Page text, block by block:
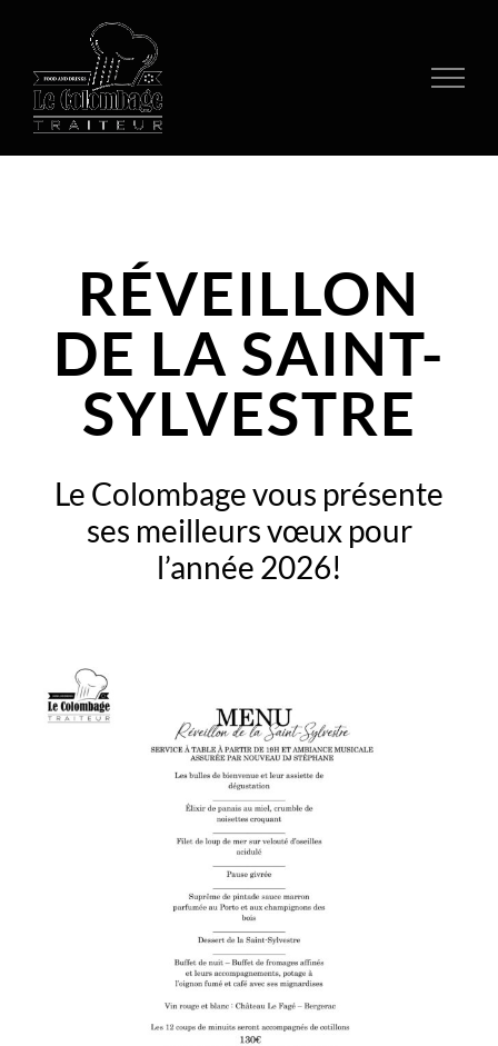
contenu
RÉVEILLON
DE LA SAINT-
SYLVESTRE
Le Colombage vous présente
ses meilleurs vœux pour
l’année 2026!